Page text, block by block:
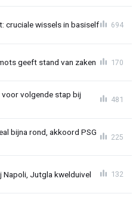
cruciale wissels in basiself 694
geeft stand van zaken 170
volgende stap bij
481
bijna rond, akkoord PSG
225
Napoli, Jutgla kwelduivel 132